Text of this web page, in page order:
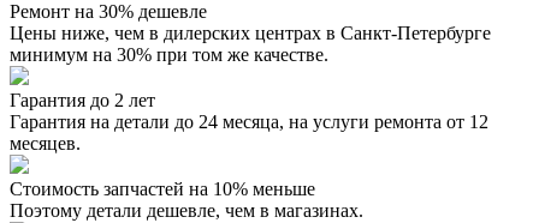
Ремонт на 30% дешевле
Цены ниже, чем в дилерских центрах в Санкт-Петербурге
минимум на 30% при том же качестве.
Гарантия до 2 лет
Гарантия на детали до 24 месяца, на услуги ремонта от 12
месяцев.
Стоимость запчастей на 10% меньше
Поэтому детали дешевле, чем в магазинах.